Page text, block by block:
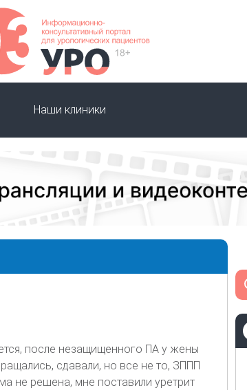
Наши клиники
после незащищенного ПА у жены
сдавали, но все не то, ЗППП
не решена, мне поставили уретрит